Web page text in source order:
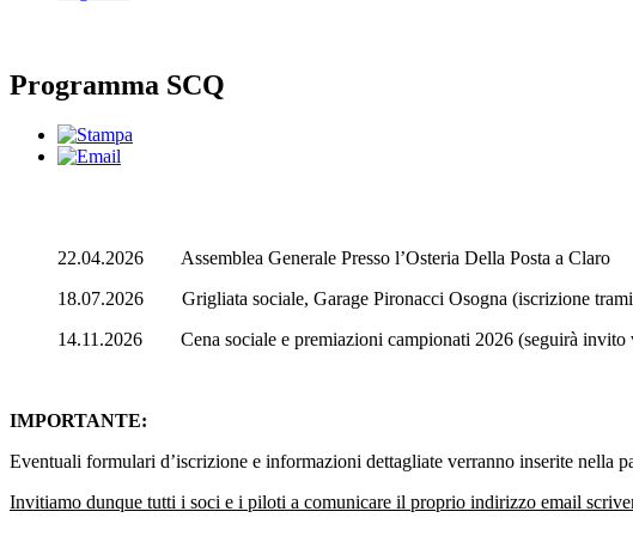
Programma SCQ
22.04.2026 Assemblea Generale Presso l’Osteria Della Posta a Claro
18.07.2026 Grigliata sociale, Garage Pironacci Osogna (iscrizione
14.11.2026 Cena sociale e premiazioni campionati 2026 (seguirà invito
IMPORTANTE:
Eventuali formulari d’iscrizione e informazioni dettagliate verranno inserite nella
Invitiamo dunque tutti i soci e i piloti a comunicare il proprio indirizzo email